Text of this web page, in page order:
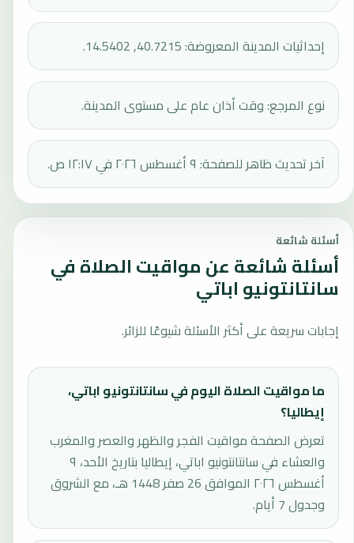
إحداثيات المدينة المعروضة: 40.7215, 14.5402.
نوع المرجع: وقت أذان عام على مستوى المدينة.
آخر تحديث ظاهر للصفحة: ٩ أغسطس ٢٠٢٦ في ١٢:١٧ ص.
أسئلة شائعة
أسئلة شائعة عن مواقيت الصلاة في
سانتانتونيو اباتي
إجابات سريعة على أكثر الأسئلة شيوعًا للزائر.
ما مواقيت الصلاة اليوم في سانتانتونيو اباتي،
إيطاليا؟
تعرض الصفحة مواقيت الفجر والظهر والعصر والمغرب
والعشاء في سانتانتونيو اباتي، إيطاليا بتاريخ الأحد، ٩
أغسطس ٢٠٢٦ الموافق 26 صفر 1448 هـ، مع الشروق
وجدول 7 أيام.